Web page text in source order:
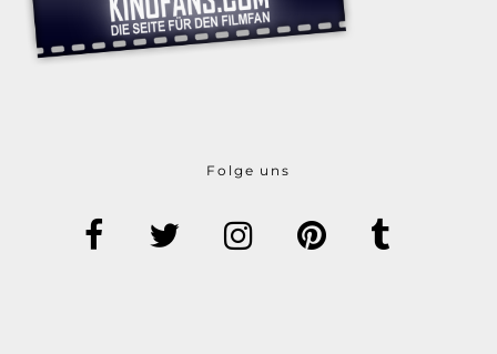
Folge uns